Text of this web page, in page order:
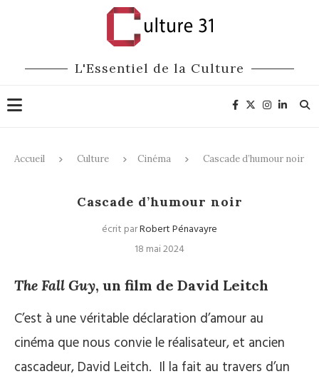
L'Essentiel de la Culture
Accueil Culture Cinéma Cascade d’humour noir
Cascade d’humour noir
écrit parRobert Pénavayre
18 mai 2024
The Fall Guy, un film de David Leitch
C’est à une véritable déclaration d’amour au
cinéma que nous convie le réalisateur, et ancien
cascadeur, David Leitch. Il la fait au travers d’un